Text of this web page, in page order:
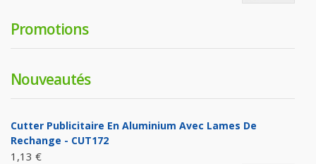
Promotions
Nouveautés
Cutter Publicitaire En Aluminium Avec Lames De
Rechange - CUT172
1,13 €